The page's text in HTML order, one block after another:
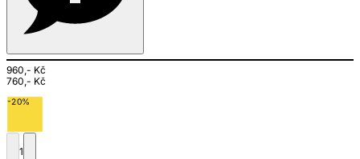
960,- Kč
760,- Kč
-20%
1